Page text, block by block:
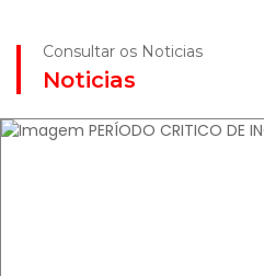
Consultar os Noticias
Noticias